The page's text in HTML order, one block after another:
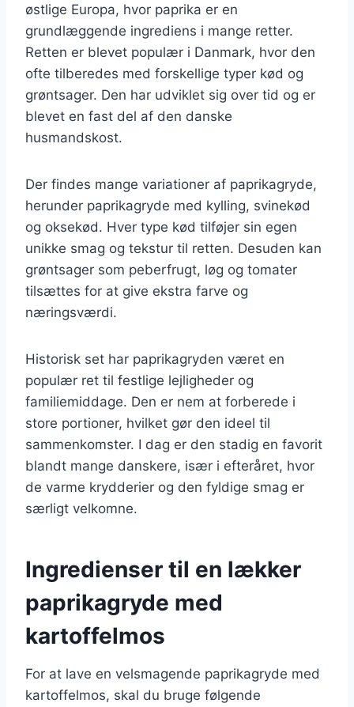
østlige Europa, hvor paprika er en
grundlæggende ingrediens i mange retter.
Retten er blevet populær i Danmark, hvor den
ofte tilberedes med forskellige typer kød og
grøntsager. Den har udviklet sig over tid og er
blevet en fast del af den danske
husmandskost.
Der findes mange variationer af paprikagryde,
herunder paprikagryde med kylling, svinekød
og oksekød. Hver type kød tilføjer sin egen
unikke smag og tekstur til retten. Desuden kan
grøntsager som peberfrugt, løg og tomater
tilsættes for at give ekstra farve og
næringsværdi.
Historisk set har paprikagryden været en
populær ret til festlige lejligheder og
familiemiddage. Den er nem at forberede i
store portioner, hvilket gør den ideel til
sammenkomster. I dag er den stadig en favorit
blandt mange danskere, især i efteråret, hvor
de varme krydderier og den fyldige smag er
særligt velkomne.
Ingredienser til en lækker
paprikagryde med
kartoffelmos
For at lave en velsmagende paprikagryde med
kartoffelmos, skal du bruge følgende